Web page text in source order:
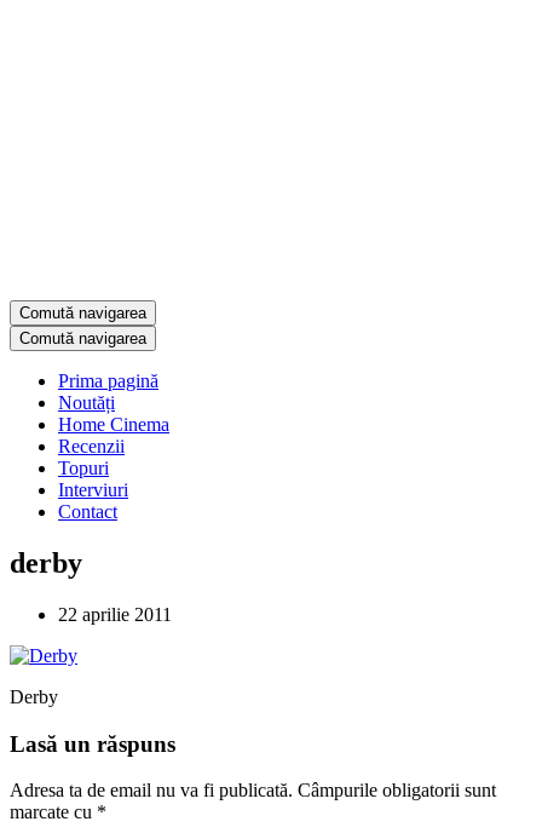
Comută navigarea
Comută navigarea
Prima pagină
Noutăți
Home Cinema
Recenzii
Topuri
Interviuri
Contact
derby
22 aprilie 2011
Derby
Lasă un răspuns
Adresa ta de email nu va fi publicată. Câmpurile obligatorii sunt
marcate cu *